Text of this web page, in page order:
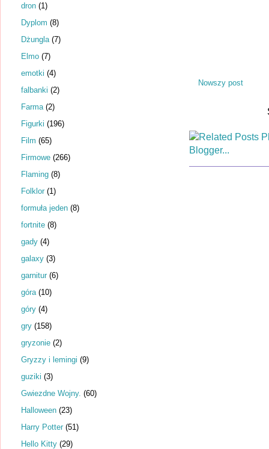
Nowszy post
dron (1)
Dyplom (8)
Dżungla (7)
Elmo (7)
emotki (4)
falbanki (2)
Farma (2)
Figurki (196)
Film (65)
Firmowe (266)
Flaming (8)
Folklor (1)
formuła jeden (8)
fortnite (8)
gady (4)
galaxy (3)
garnitur (6)
góra (10)
góry (4)
gry (158)
gryzonie (2)
Gryzzy i lemingi (9)
guziki (3)
Gwiezdne Wojny. (60)
Halloween (23)
Harry Potter (51)
Hello Kitty (29)